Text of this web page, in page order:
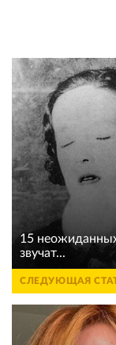
15
звучат...
СЛЕДУЮЩАЯ